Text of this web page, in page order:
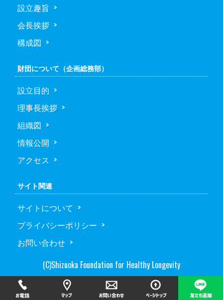
設立趣旨
会長挨拶
構成図
財団について（企画総務部）
設立目的
理事長挨拶
組織図
情報公開
アクセス
サイト関連
サイトについて
プライバシーポリシー
お問い合わせ
(C)Shizuoka Foundation for Healthy Longevity